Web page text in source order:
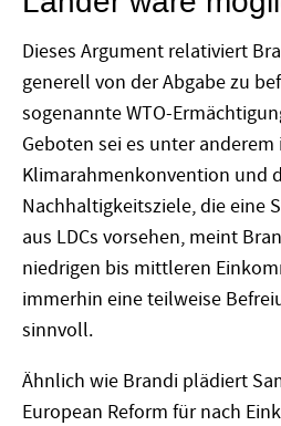
Dieses Argument relativiert
generell von der Abgabe zu
sogenannte WTO-
Geboten sei es unter
Klimarahmenkonvention und
Nachhaltigkeitsziele, die eine
aus LDCs vorsehen, meint
niedrigen bis mittleren
immerhin eine teilweise
sinnvoll.
Ähnlich wie Brandi plädiert
European Reform für nach